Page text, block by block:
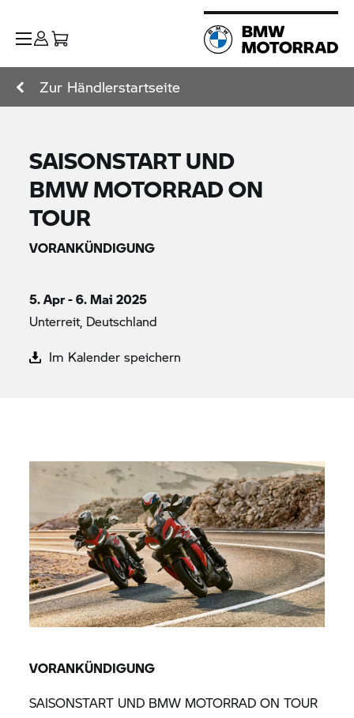
Zur Händlerstartseite
SAISONSTART UND
BMW MOTORRADON
TOUR
VORANKÜNDIGUNG
5. Apr - 6. Mai 2025
Unterreit, Deutschland
Im Kalender speichern
VORANKÜNDIGUNG
SAISONSTART UND BMW MOTORRAD ON TOUR